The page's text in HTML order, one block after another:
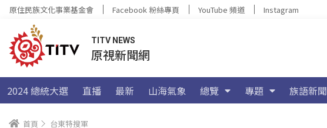
原住民族文化事業基金會 Facebook 粉絲專頁 YouTube 頻道 Instagram
TITV NEWS
原視新聞網
2024 總統大選 直播 最新 山海氣象 總覽 專題 族語新聞
首頁 台東特搜軍